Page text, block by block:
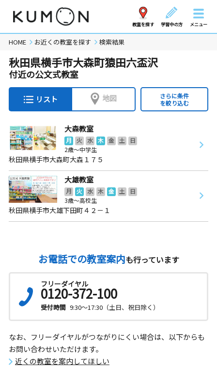
教室を探す 学習中の方 メニュー
HOME お近くの教室を探す 検索結果
秋田県横手市大森町猿田六盃沢
付近の公文式教室
リスト 地図
さらに条件
を絞り込む
大森教室
月 火 水 木 金 土
日
2歳～中学生
秋田県横手市大森町大森１７５
大雄教室
月 火 水 木 金 土
日
3歳～高校生
秋田県横手市大雄下田町４２－１
お電話での教室案内も行っています
フリーダイヤル
0120-372-100
受付時間 9:30～17:30（土日、祝日除く）
なお、フリーダイヤルがつながりにくい場合は、以下からも
お問い合わせいただけます。
近くの教室を案内してほしい